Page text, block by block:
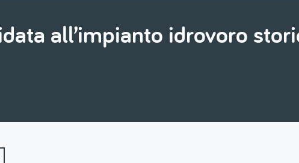
all’impianto idrovoro